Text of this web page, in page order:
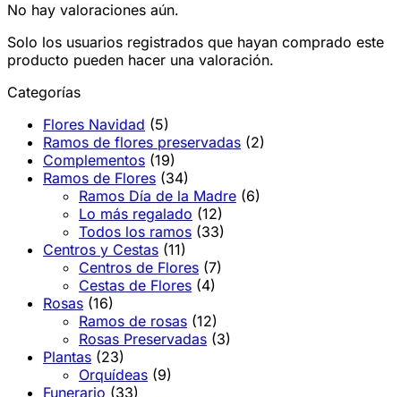
No hay valoraciones aún.
Solo los usuarios registrados que hayan comprado este
producto pueden hacer una valoración.
Categorías
Flores Navidad (5)
Ramos de flores preservadas (2)
Complementos (19)
Ramos de Flores (34)
Ramos Día de la Madre (6)
Lo más regalado (12)
Todos los ramos (33)
Centros y Cestas (11)
Centros de Flores (7)
Cestas de Flores (4)
Rosas (16)
Ramos de rosas (12)
Rosas Preservadas (3)
Plantas (23)
Orquídeas (9)
Funerario (33)